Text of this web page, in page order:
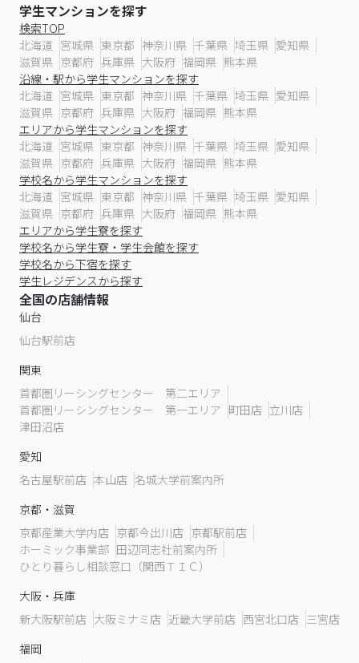
学生マンションを探す
検索TOP
北海道 宮城県 東京都 神奈川県 千葉県 埼玉県 愛知県
滋賀県 京都府 兵庫県 大阪府 福岡県 熊本県
沿線・駅から学生マンションを探す
北海道 宮城県 東京都 神奈川県 千葉県 埼玉県 愛知県
滋賀県 京都府 兵庫県 大阪府 福岡県 熊本県
エリアから学生マンションを探す
北海道 宮城県 東京都 神奈川県 千葉県 埼玉県 愛知県
滋賀県 京都府 兵庫県 大阪府 福岡県 熊本県
学校名から学生マンションを探す
北海道 宮城県 東京都 神奈川県 千葉県 埼玉県 愛知県
滋賀県 京都府 兵庫県 大阪府 福岡県 熊本県
エリアから学生寮を探す
学校名から学生寮・学生会館を探す
学校名から下宿を探す
学生レジデンスから探す
全国の店舗情報
仙台
仙台駅前店
関東
首都圏リーシングセンター 第二エリア
首都圏リーシングセンター 第一エリア 町田店 立川店
津田沼店
愛知
名古屋駅前店 本山店 名城大学前案内所
京都・滋賀
京都産業大学内店 京都今出川店 京都駅前店
ホーミック事業部 田辺同志社前案内所
ひとり暮らし相談窓口（関西ＴＩＣ）
大阪・兵庫
新大阪駅前店 大阪ミナミ店 近畿大学前店 西宮北口店 三宮店
福岡